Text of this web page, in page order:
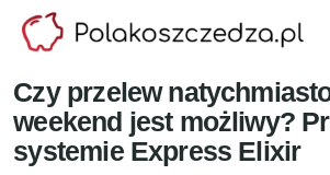
Przejdź
Czy przelew
weekend jest możliwy?
systemie Express Elixir